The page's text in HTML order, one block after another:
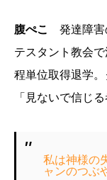
腹ぺこ
発達障害
テスタント教会
程単位取得退学
「見ないで信じ
私は神様の
ャンのつぶ